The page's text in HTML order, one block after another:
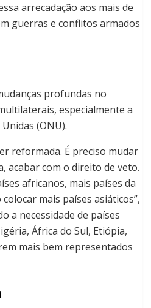
arrecadação aos mais de
guerras e conflitos armados
profundas no
especialmente a
(ONU).
reformada. É preciso mudar
acabar com o direito de veto.
africanos, mais países da
mais países asiáticos”,
a necessidade de países
África do Sul, Etiópia,
mais bem representados